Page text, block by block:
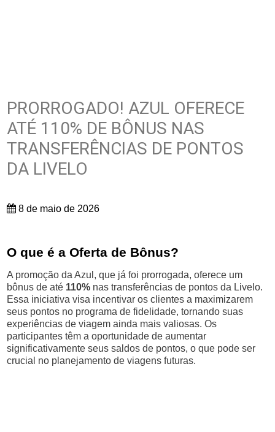
PRORROGADO! AZUL OFERECE
ATÉ 110% DE BÔNUS NAS
TRANSFERÊNCIAS DE PONTOS
DA LIVELO
8 de maio de 2026
O que é a Oferta de Bônus?
A promoção da Azul, que já foi prorrogada, oferece um
bônus de até 110% nas transferências de pontos da Livelo.
Essa iniciativa visa incentivar os clientes a maximizarem
seus pontos no programa de fidelidade, tornando suas
experiências de viagem ainda mais valiosas. Os
participantes têm a oportunidade de aumentar
significativamente seus saldos de pontos, o que pode ser
crucial no planejamento de viagens futuras.